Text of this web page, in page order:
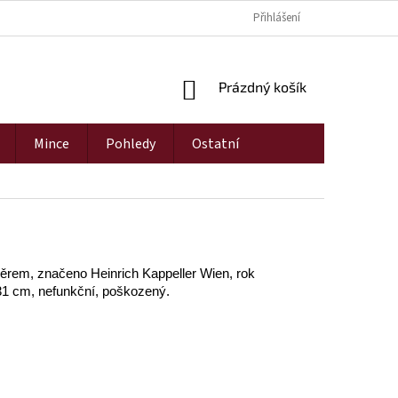
Přihlášení
NÁKUPNÍ
Prázdný košík
Mince Pohledy Ostatní
značeno Heinrich Kappeller Wien, rok
cm, nefunkční, poškozený.